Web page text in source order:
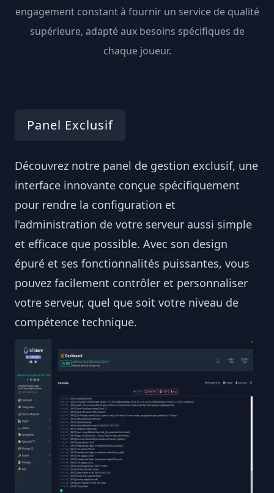
engagement constant à fournir un service de qualité
supérieure, adapté aux besoins spécifiques de
chaque joueur.
Panel Exclusif
Découvrez notre panel de gestion exclusif, une
interface innovante conçue spécifiquement
pour rendre la configuration et
l'administration de votre serveur aussi simple
et efficace que possible. Avec son design
épuré et ses fonctionnalités puissantes, vous
pouvez facilement contrôler et personnaliser
votre serveur, quel que soit votre niveau de
compétence technique.